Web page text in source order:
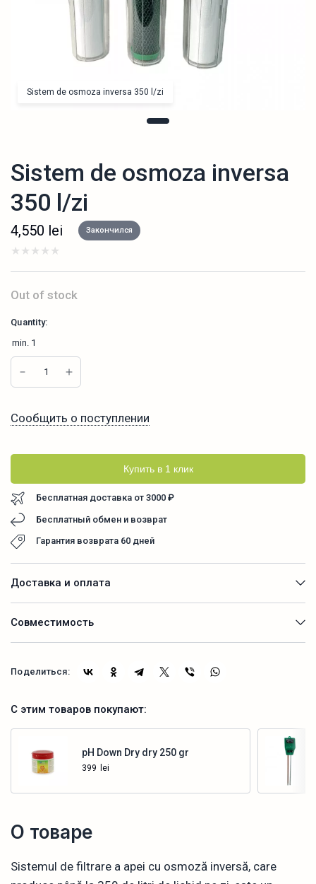
Sistem de osmoza inversa 350 l/zi
Sistem de osmoza inversa
350 l/zi
4,550 lei Закончился
Out of stock
Quantity:
min. 1
Сообщить о поступлении
Купить в 1 клик
Бесплатная доставка от 3000 ₽
Бесплатный обмен и возврат
Гарантия возврата 60 дней
Доставка и оплата
Совместимость
Поделиться:
С этим товаров покупают:
pH Down Dry dry 250 gr
399 lei
Купить
О товаре
Sistemul de filtrare a apei cu osmoză inversă, care